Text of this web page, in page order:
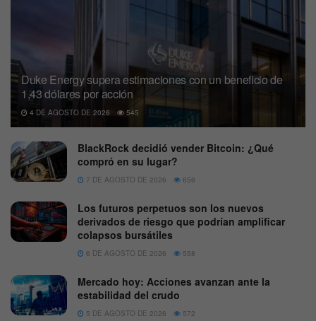
Duke Energy supera estimaciones con un beneficio de
1,43 dólares por acción
4 DE AGOSTO DE 2026 545
BlackRock decidió vender Bitcoin: ¿Qué
compró en su lugar?
7 DE AGOSTO DE 2026 656
Los futuros perpetuos son los nuevos
derivados de riesgo que podrían amplificar
colapsos bursátiles
6 DE AGOSTO DE 2026 558
Mercado hoy: Acciones avanzan ante la
estabilidad del crudo
5 DE AGOSTO DE 2026 572